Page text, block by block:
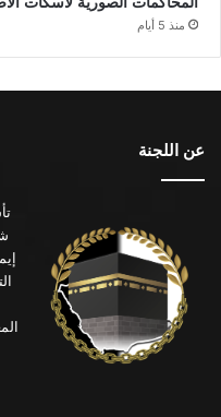
منذ 5 أيام
عن اللجنة